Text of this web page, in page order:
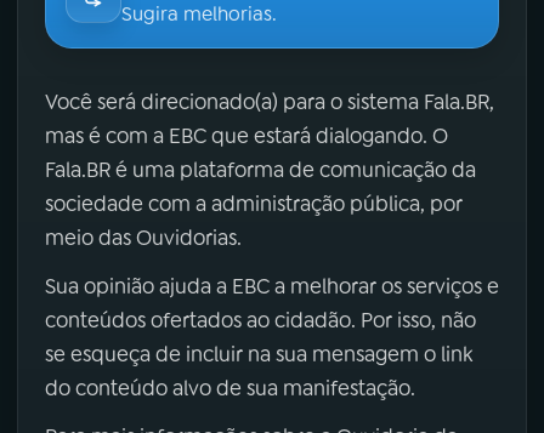
Sugira melhorias.
Você será direcionado(a) para o sistema Fala.BR,
mas é com a EBC que estará dialogando. O
Fala.BR é uma plataforma de comunicação da
sociedade com a administração pública, por
meio das Ouvidorias.
Sua opinião ajuda a EBC a melhorar os serviços e
conteúdos ofertados ao cidadão. Por isso, não
se esqueça de incluir na sua mensagem o link
do conteúdo alvo de sua manifestação.